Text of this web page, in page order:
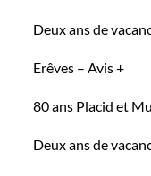
Deux ans de
Erêves – Avis +
80 ans Placid et
Deux ans de